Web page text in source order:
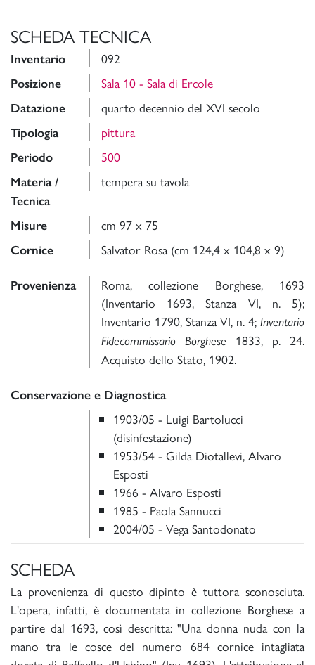
SCHEDA TECNICA
Inventario 092
Posizione Sala 10 - Sala di Ercole
Datazione quarto decennio del XVI secolo
Tipologia pittura
Periodo 500
Materia /
Tecnica
tempera su tavola
Misure cm 97 x 75
Cornice Salvator Rosa (cm 124,4 x 104,8 x 9)
Provenienza
Roma, collezione Borghese, 1693
(Inventario 1693, Stanza VI, n. 5);
Inventario 1790, Stanza VI, n. 4; Inventario
Fidecommissario Borghese
1833, p. 24.
Acquisto dello Stato, 1902.
Conservazione e Diagnostica
1903/05 - Luigi Bartolucci
(disinfestazione)
1953/54 - Gilda Diotallevi, Alvaro
Esposti
1966 - Alvaro Esposti
1985 - Paola Sannucci
2004/05 - Vega Santodonato
SCHEDA
La provenienza di questo dipinto è tuttora sconosciuta.
L'opera, infatti, è documentata in collezione Borghese a
partire dal 1693, così descritta: "Una donna nuda con la
mano tra le cosce del numero 684 cornice intagliata